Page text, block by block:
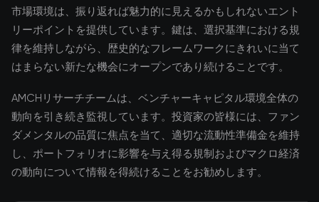
市場環境は、振り返れば魅力的に見えるかもしれないエント
リーポイントを提供しています。鍵は、選択基準における規
律を維持しながら、歴史的なフレームワークにきれいに当て
はまらない新たな機会にオープンであり続けることです。
AMCHリサーチチームは、ベンチャーキャピタル環境全体の
動向を引き続き監視しています。投資家の皆様には、ファン
ダメンタルの品質に焦点を当て、適切な流動性準備金を維持
し、ポートフォリオに影響を与え得る規制およびマクロ経済
の動向について情報を得続けることをお勧めします。